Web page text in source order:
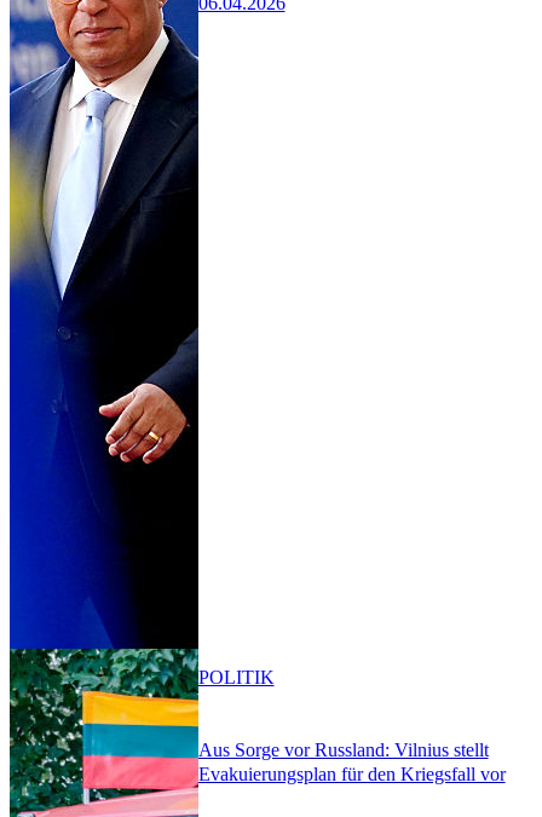
Aus Sorge vor Russland: Vilnius stellt
Evakuierungsplan für den Kriegsfall vor
POLITIK